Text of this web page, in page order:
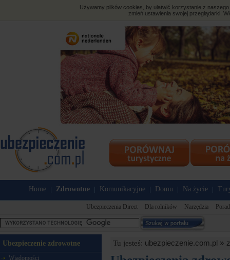
Używamy plików cookies, by ułatwić korzystanie z
zmień ustawienia swojej przeglądarki.
Home Zdrowotne Komunikacyjne Domu Na życie
Ubezpieczenia Direct Dla rolników Narzędzia
Ubezpieczenie zdrowotne
Wiadomości
Tu jesteś: ubezpieczenie.com.pl »